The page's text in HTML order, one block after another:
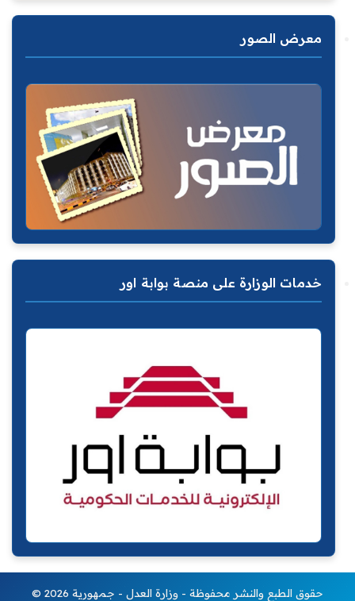
معرض الصور
خدمات الوزارة على منصة بوابة اور
© 2026 حقوق الطبع والنشر محفوظة - وزارة العدل - جمهورية